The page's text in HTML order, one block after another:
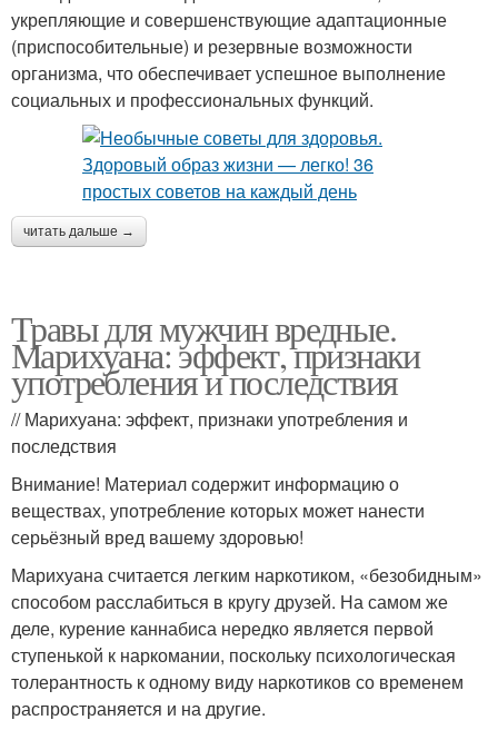
укрепляющие и совершенствующие адаптационные
(приспособительные) и резервные возможности
организма, что обеспечивает успешное выполнение
социальных и профессиональных функций.
читать дальше →
Травы для мужчин вредные.
Марихуана: эффект, признаки
употребления и последствия
// Марихуана: эффект, признаки употребления и
последствия
Внимание! Материал содержит информацию о
веществах, употребление которых может нанести
серьёзный вред вашему здоровью!
Марихуана считается легким наркотиком, «безобидным»
способом расслабиться в кругу друзей. На самом же
деле, курение каннабиса нередко является первой
ступенькой к наркомании, поскольку психологическая
толерантность к одному виду наркотиков со временем
распространяется и на другие.